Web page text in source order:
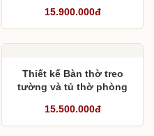
15.900.000đ
Thiết kế Bàn thờ treo
tường và tủ thờ phòng
15.500.000đ